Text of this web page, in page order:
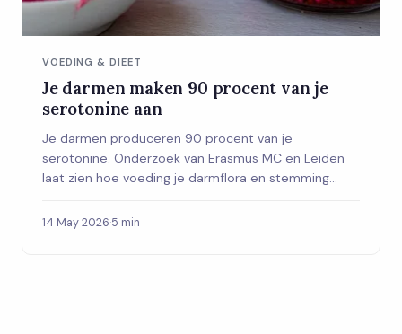
VOEDING & DIEET
Je darmen maken 90 procent van je
serotonine aan
Je darmen produceren 90 procent van je
serotonine. Onderzoek van Erasmus MC en Leiden
laat zien hoe voeding je darmflora en stemming
14 May 2026·5 min